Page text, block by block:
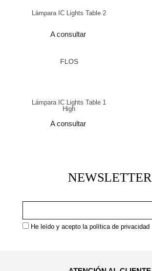
Lámpara IC Lights Table 2
A consultar
FLOS
Lámpara IC Lights Table 1
High
A consultar
NEWSLETTER
He leído y acepto lapolítica de privacidad